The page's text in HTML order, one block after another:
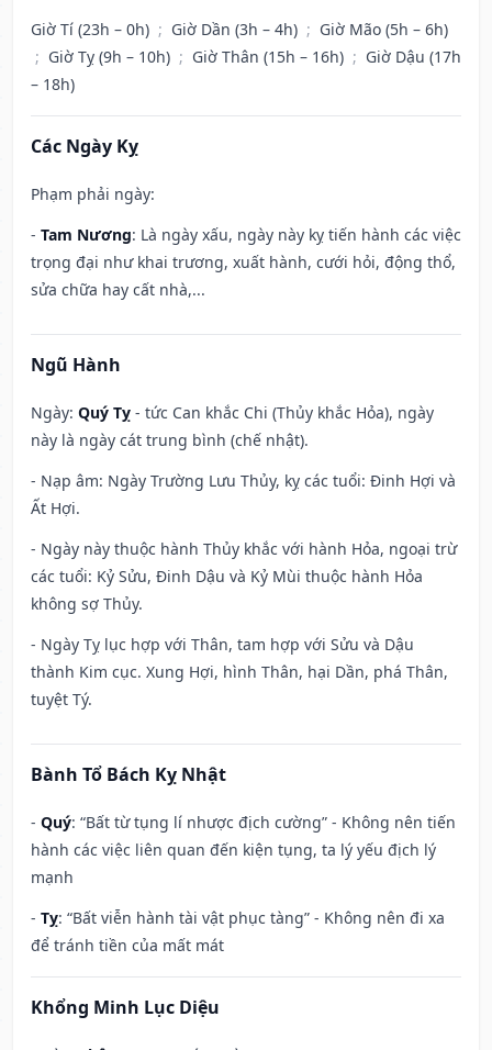
Giờ Tí (23h – 0h) ; Giờ Dần (3h – 4h) ; Giờ Mão (5h – 6h)
; Giờ Tỵ (9h – 10h) ; Giờ Thân (15h – 16h) ; Giờ Dậu (17h
– 18h)
Các Ngày Kỵ
Phạm phải ngày:
- Tam Nương: Là ngày xấu, ngày này kỵ tiến hành các việc
trọng đại như khai trương, xuất hành, cưới hỏi, động thổ,
sửa chữa hay cất nhà,...
Ngũ Hành
Ngày: Quý Tỵ - tức Can khắc Chi (Thủy khắc Hỏa), ngày
này là ngày cát trung bình (chế nhật).
- Nạp âm: Ngày Trường Lưu Thủy, kỵ các tuổi: Đinh Hợi và
Ất Hợi.
- Ngày này thuộc hành Thủy khắc với hành Hỏa, ngoại trừ
các tuổi: Kỷ Sửu, Đinh Dậu và Kỷ Mùi thuộc hành Hỏa
không sợ Thủy.
- Ngày Tỵ lục hợp với Thân, tam hợp với Sửu và Dậu
thành Kim cục. Xung Hợi, hình Thân, hại Dần, phá Thân,
tuyệt Tý.
Bành Tổ Bách Kỵ Nhật
- Quý: “Bất từ tụng lí nhược địch cường” - Không nên tiến
hành các việc liên quan đến kiện tụng, ta lý yếu địch lý
mạnh
- Tỵ: “Bất viễn hành tài vật phục tàng” - Không nên đi xa
để tránh tiền của mất mát
Khổng Minh Lục Diệu